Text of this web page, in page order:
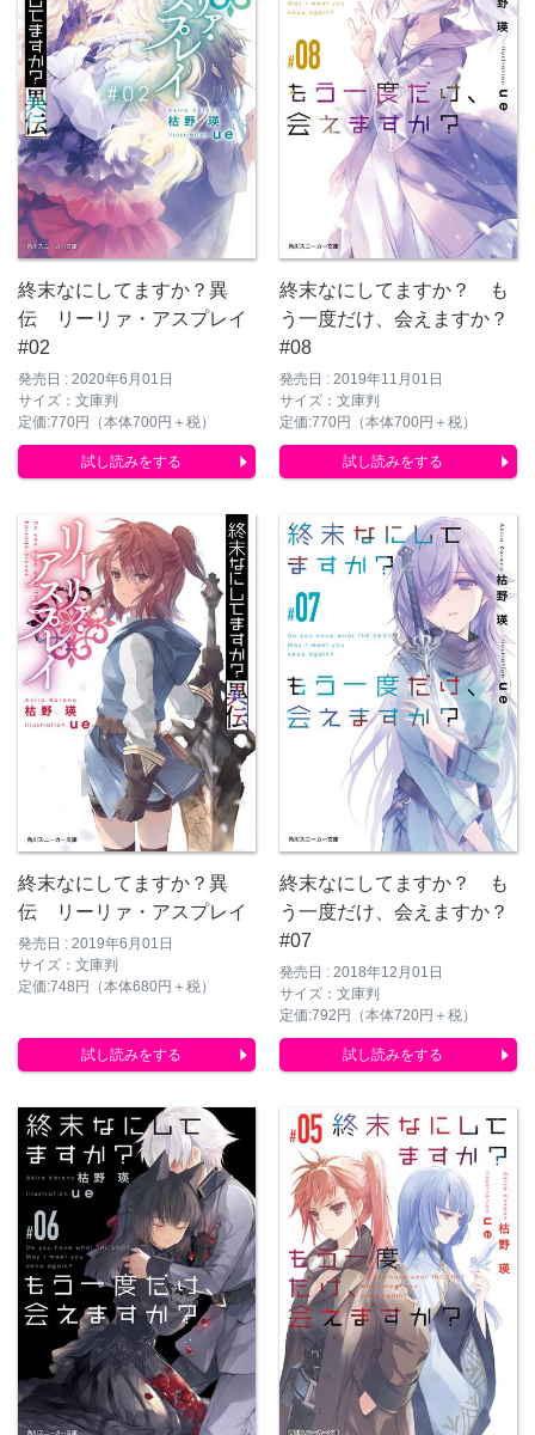
終末なにしてますか？異
伝 リーリァ・アスプレイ
#02
発売日 : 2020年6月01日
サイズ：文庫判
定価:770円（本体700円＋税）
試し読みをする
終末なにしてますか？ も
う一度だけ、会えますか？
#08
発売日 : 2019年11月01日
サイズ：文庫判
定価:770円（本体700円＋税）
試し読みをする
終末なにしてますか？異
伝 リーリァ・アスプレイ
発売日 : 2019年6月01日
サイズ：文庫判
定価:748円（本体680円＋税）
試し読みをする
終末なにしてますか？ も
う一度だけ、会えますか？
#07
発売日 : 2018年12月01日
サイズ：文庫判
定価:792円（本体720円＋税）
試し読みをする